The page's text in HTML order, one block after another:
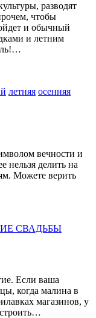
разводят
чтобы
и обычный
и летним
летняя осенняя
вечности и
нельзя делить на
Можете верить
СВАДЬБЫ
Если ваша
когда малина в
магазинов, у